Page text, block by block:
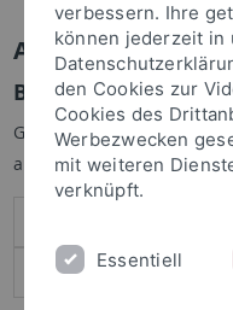
Anmelden
Geben Sie Ihren
anzumelden:
verbessern. Ihre
können jederzeit in
den Cookies zur
Cookies des
Werbezwecken
mit weiteren
verknüpft.
Essentiell